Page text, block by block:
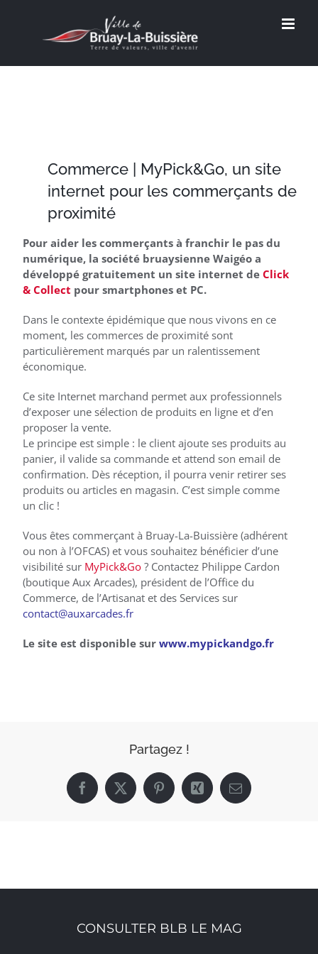
Commerce | MyPick&Go, un site
internet pour les commerçants de
proximité
Pour aider les commerçants à franchir le pas du
numérique, la société bruaysienne Waigéo a
développé gratuitement un site internet deClick
& Collect pour smartphones et PC.
Dans le contexte épidémique que nous vivons en ce
moment, les commerces de proximité sont
particulièrement marqués par un ralentissement
économique.
Ce site Internet marchand permet aux professionnels
d’exposer une sélection de produits en ligne et d’en
proposer la vente.
Le principe est simple : le client ajoute ses produits au
panier, il valide sa commande et attend son email de
confirmation. Dès réception, il pourra venir retirer ses
produits ou articles en magasin. C’est simple comme
un clic !
Vous êtes commerçant à Bruay-La-Buissière (adhérent
ou non à l’OFCAS) et vous souhaitez bénéficier d’une
visibilité sur MyPick&Go ? Contactez Philippe Cardon
(boutique Aux Arcades), président de l’Office du
Commerce, de l’Artisanat et des Services sur
contact@auxarcades.fr
Le site est disponible surwww.mypickandgo.fr
Partagez !
Facebook
X PinterestXing Email
CONSULTER BLB LE MAG